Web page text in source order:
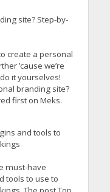
site? Step-by-
create a personal
’cause we’re
it yourselves!
branding site?
first on Meks.
and tools to
must-have
tools to use to